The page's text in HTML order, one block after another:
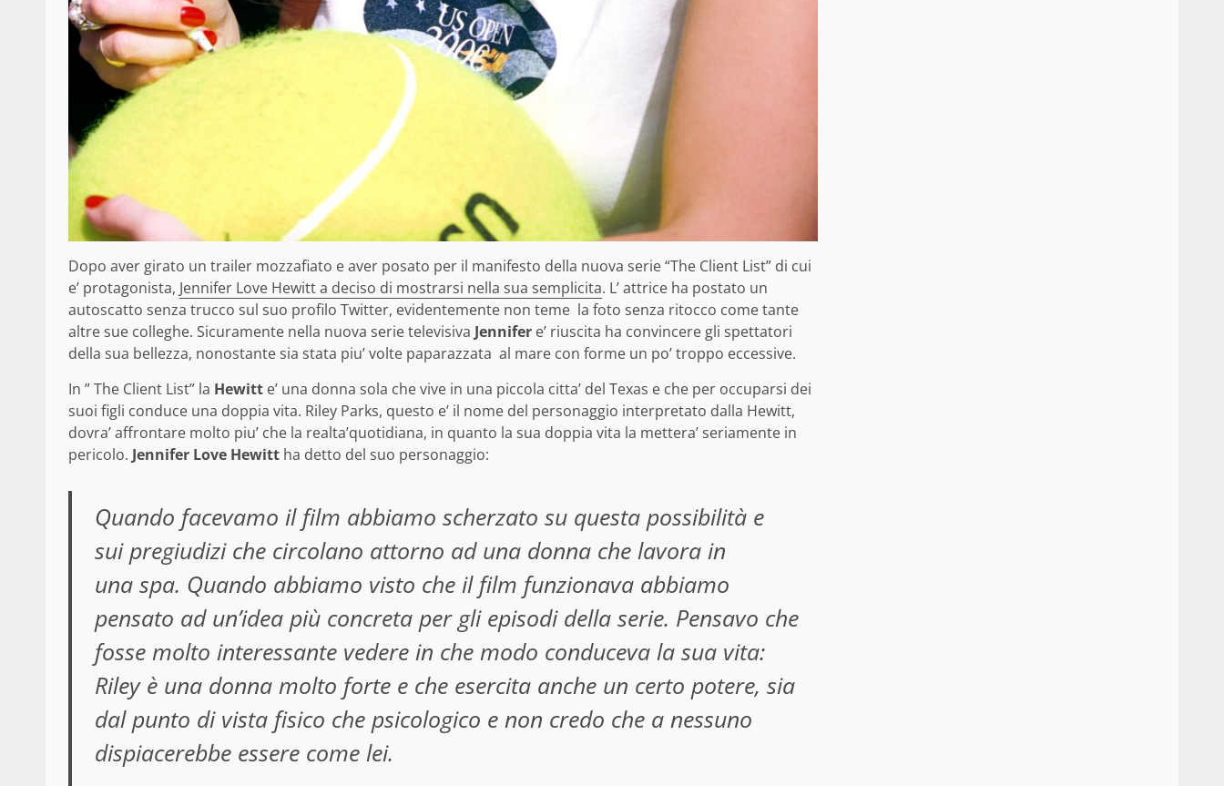
Dopo aver girato un trailer mozzafiato e aver posato per il manifesto della nuova serie “The Client List” di cui
e’ protagonista, Jennifer Love Hewitt a deciso di mostrarsi nella sua semplicita. L’ attrice ha postato un
autoscatto senza trucco sul suo profilo Twitter, evidentemente non teme la foto senza ritocco come tante
altre sue colleghe. Sicuramente nella nuova serie televisiva Jennifer e’ riuscita ha convincere gli spettatori
della sua bellezza, nonostante sia stata piu’ volte paparazzata al mare con forme un po’ troppo eccessive.
In ” The Client List” la Hewitt e’ una donna sola che vive in una piccola citta’ del Texas e che per occuparsi dei
suoi figli conduce una doppia vita. Riley Parks, questo e’ il nome del personaggio interpretato dalla Hewitt,
dovra’ affrontare molto piu’ che la realta’quotidiana, in quanto la sua doppia vita la mettera’ seriamente in
pericolo. Jennifer Love Hewitt ha detto del suo personaggio:
Quando facevamo il film abbiamo scherzato su questa possibilità e
sui pregiudizi che circolano attorno ad una donna che lavora in
una spa. Quando abbiamo visto che il film funzionava abbiamo
pensato ad un’idea più concreta per gli episodi della serie. Pensavo che
fosse molto interessante vedere in che modo conduceva la sua vita:
Riley è una donna molto forte e che esercita anche un certo potere, sia
dal punto di vista fisico che psicologico e non credo che a nessuno
dispiacerebbe essere come lei.